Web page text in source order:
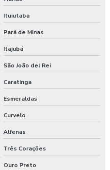
quente
Ituiutaba
Pará de Minas
Itajubá
São João del Rei
Caratinga
Esmeraldas
Curvelo
Alfenas
Três Corações
Ouro Preto